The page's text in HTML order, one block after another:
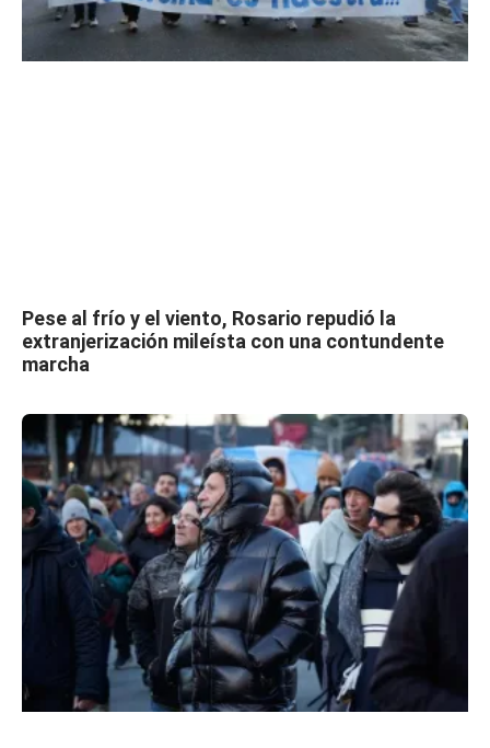
Pese al frío y el viento, Rosario repudió la
extranjerización mileísta con una contundente
marcha